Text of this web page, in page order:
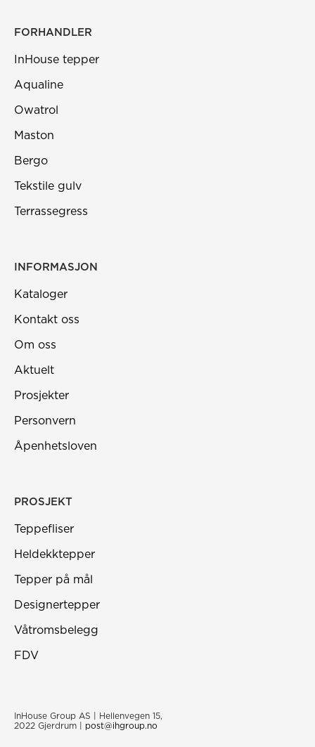
FORHANDLER
InHouse tepper
Aqualine
Owatrol
Maston
Bergo
Tekstile gulv
Terrassegress
PROSJEKT
Teppefliser
Heldekktepper
Tepper på mål
Designertepper
Våtromsbelegg
FDV
INFORMASJON
Kataloger
Kontakt oss
Om oss
Aktuelt
Prosjekter
Personvern
Åpenhetsloven
InHouse Group AS | Hellenvegen 15,
2022 Gjerdrum | post@ihgroup.no